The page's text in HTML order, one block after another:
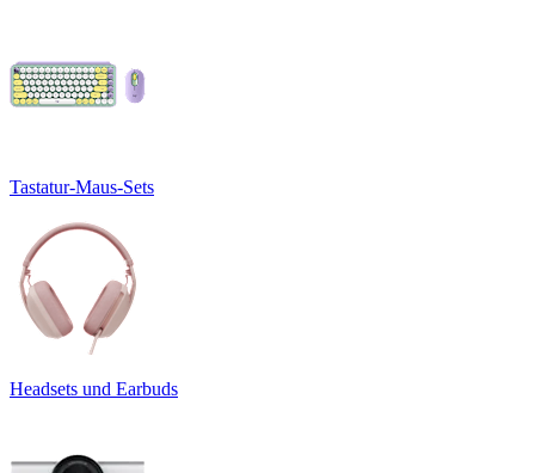
Tastatur-Maus-Sets
Headsets und Earbuds